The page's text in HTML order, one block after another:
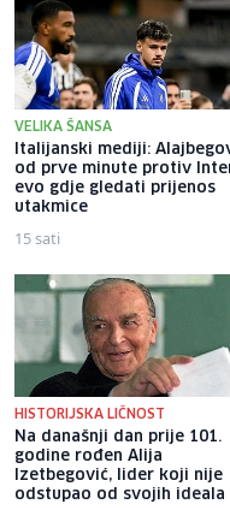
VELIKA ŠANSA
Italijanski mediji:
od prve minute protiv
evo gdje gledati prijenos
utakmice
15 sati
HISTORIJSKA LIČNOST
Na današnji dan prije 101.
godine rođen Alija
Izetbegović, lider koji nije
odstupao od svojih ideala